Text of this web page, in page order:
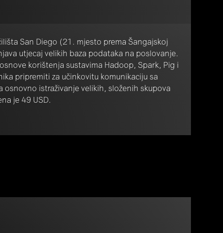
San Diego (21. mjesto prema Šangajskoj
utjecaj velikih baza podataka na poslovanje.
korištenja sustavima Hadoop, Spark, Pig i
pripremiti za učinkovitu komunikaciju sa
osnovno istraživanje velikih, složenih skupova
je 49 USD.